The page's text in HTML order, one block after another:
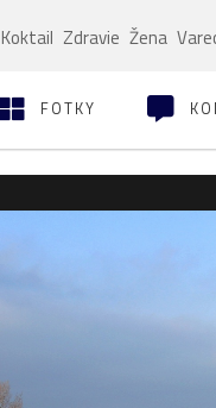
Koktail Zdravie Žena
FOTKY